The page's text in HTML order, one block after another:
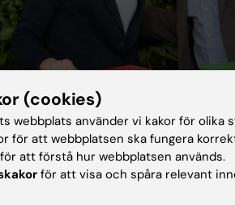
Hanna Karlsson och Stefan Swartling Peterson
(cookies)
webbplats använder vi kakor för olika
för att webbplatsen ska fungera
för att förstå hur webbplatsen används.
för att visa och spåra relevant